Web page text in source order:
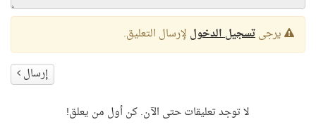
يرجىتسجيل الدخول لإرسال التعليق.
إرسال
لا توجد تعليقات حتى الآن. كن أول من يعلق!